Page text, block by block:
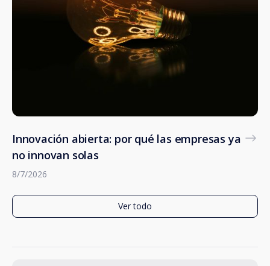
Innovación abierta: por qué las empresas ya
no innovan solas
8/7/2026
Ver todo